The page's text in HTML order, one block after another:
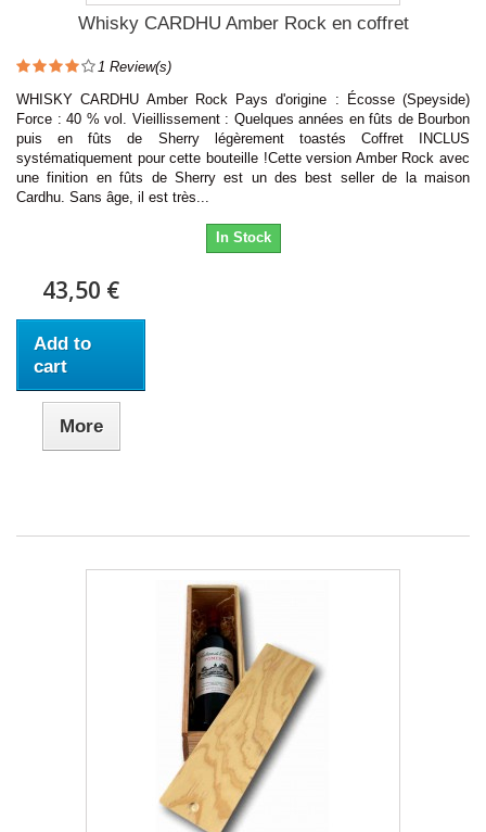
Whisky CARDHU Amber Rock en coffret
1 Review(s)
WHISKY CARDHU Amber Rock Pays d'origine : Écosse (Speyside)
Force : 40 % vol. Vieillissement : Quelques années en fûts de Bourbon
puis en fûts de Sherry légèrement toastés Coffret INCLUS
systématiquement pour cette bouteille !Cette version Amber Rock avec
une finition en fûts de Sherry est un des best seller de la maison
Cardhu. Sans âge, il est très...
In Stock
43,50 €
Add to
cart
More